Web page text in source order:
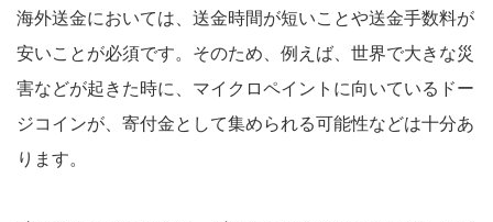
海外送金においては、送金時間が短いことや送金手数料が
安いことが必須です。そのため、例えば、世界で大きな災
害などが起きた時に、マイクロペイントに向いているドー
ジコインが、寄付金として集められる可能性などは十分あ
ります。